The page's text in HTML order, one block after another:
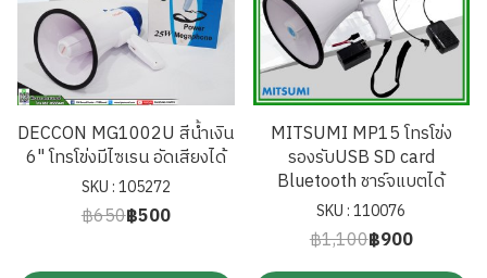
DECCON MG1002U สีน้ำเงิน
6" โทรโข่งมีไซเรน อัดเสียงได้
SKU : 105272
฿650฿500
MITSUMI MP15 โทรโข่ง
รองรับUSB SD card
Bluetooth ชาร์จแบตได้
SKU : 110076
฿1,100฿900